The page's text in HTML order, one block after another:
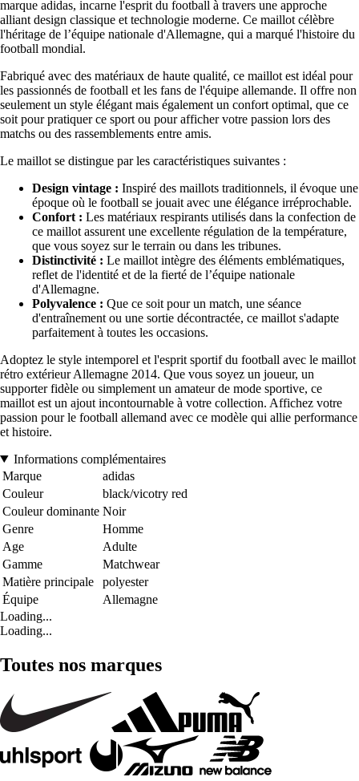
marque adidas, incarne l'esprit du football à travers une approche
alliant design classique et technologie moderne. Ce maillot célèbre
l'héritage de l’équipe nationale d'Allemagne, qui a marqué l'histoire du
football mondial.
Fabriqué avec des matériaux de haute qualité, ce maillot est idéal pour
les passionnés de football et les fans de l'équipe allemande. Il offre non
seulement un style élégant mais également un confort optimal, que ce
soit pour pratiquer ce sport ou pour afficher votre passion lors des
matchs ou des rassemblements entre amis.
Le maillot se distingue par les caractéristiques suivantes :
Design vintage : Inspiré des maillots traditionnels, il évoque une
époque où le football se jouait avec une élégance irréprochable.
Confort : Les matériaux respirants utilisés dans la confection de
ce maillot assurent une excellente régulation de la température,
que vous soyez sur le terrain ou dans les tribunes.
Distinctivité : Le maillot intègre des éléments emblématiques,
reflet de l'identité et de la fierté de l’équipe nationale
d'Allemagne.
Polyvalence : Que ce soit pour un match, une séance
d'entraînement ou une sortie décontractée, ce maillot s'adapte
parfaitement à toutes les occasions.
Adoptez le style intemporel et l'esprit sportif du football avec le maillot
rétro extérieur Allemagne 2014. Que vous soyez un joueur, un
supporter fidèle ou simplement un amateur de mode sportive, ce
maillot est un ajout incontournable à votre collection. Affichez votre
passion pour le football allemand avec ce modèle qui allie performance
et histoire.
Informations complémentaires
Marque
adidas
Couleur
black/vicotry red
Couleur dominante Noir
Genre
Homme
Age
Adulte
Gamme
Matchwear
Matière principale
polyester
Équipe
Allemagne
Loading...
Loading...
Toutes nos marques